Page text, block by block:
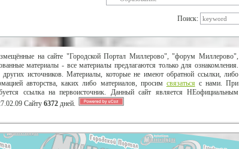
Поиск:
на сайте "Городской Портал Миллерово", "форум Миллерово",
материалы - все материалы предлагаются только для ознакомления.
источников. Материалы, которые не имеют обратной ссылки, либо
авторства, каких либо материалов, просим связатьсяс нами. При
ссылка на первоисточник. Данный сайт является НЕофициальным
Сайту 6372 дней.